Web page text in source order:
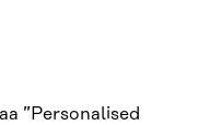
”Personalised